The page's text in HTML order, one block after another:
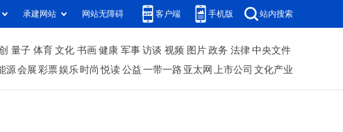
承建网站 网站无障碍 客户端 手机版 站内搜索
量子 体育 文化 书画 健康 军事 访谈 视频 图片 政务 法律 中央文件
源 会展 彩票娱乐 时尚 悦读 公益 一带一路 亚太网 上市公司 文化产业